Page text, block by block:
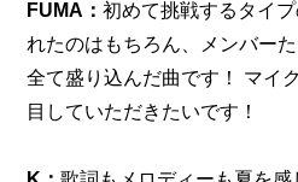
FUMA：初めて挑戦するタイ
れたのはもちろん、メンバー
全て盛り込んだ曲です！ マイ
目していただきたいです！